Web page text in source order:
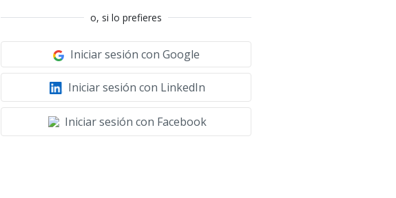
o, si lo prefieres
Iniciar sesión con Google
Iniciar sesión con LinkedIn
Iniciar sesión con Facebook